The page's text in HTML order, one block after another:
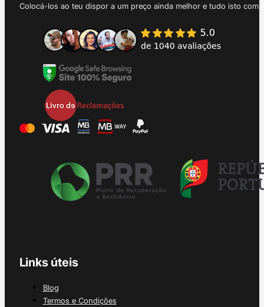
Colocá-los ao teu dispor a um preço ainda melhor e tudo isto
Links úteis
Blog
Termos e Condições